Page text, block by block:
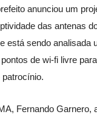
anunciou um
das antenas
está sendo analisada
de wi-fi livre
patrocínio.
Fernando Garnero,